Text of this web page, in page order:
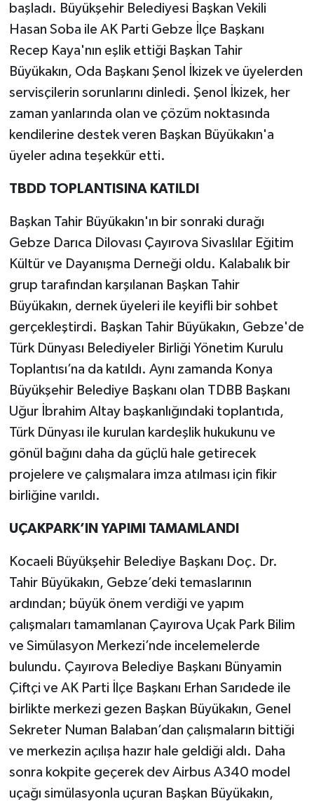
başladı. Büyükşehir Belediyesi Başkan Vekili
Hasan Soba ile AK Parti Gebze İlçe Başkanı
Recep Kaya'nın eşlik ettiği Başkan Tahir
Büyükakın, Oda Başkanı Şenol İkizek ve üyelerden
servisçilerin sorunlarını dinledi. Şenol İkizek, her
zaman yanlarında olan ve çözüm noktasında
kendilerine destek veren Başkan Büyükakın'a
üyeler adına teşekkür etti.
TBDD TOPLANTISINA KATILDI
Başkan Tahir Büyükakın'ın bir sonraki durağı
Gebze Darıca Dilovası Çayırova Sivaslılar Eğitim
Kültür ve Dayanışma Derneği oldu. Kalabalık bir
grup tarafından karşılanan Başkan Tahir
Büyükakın, dernek üyeleri ile keyifli bir sohbet
gerçekleştirdi. Başkan Tahir Büyükakın, Gebze'de
Türk Dünyası Belediyeler Birliği Yönetim Kurulu
Toplantısı’na da katıldı. Aynı zamanda Konya
Büyükşehir Belediye Başkanı olan TDBB Başkanı
Uğur İbrahim Altay başkanlığındaki toplantıda,
Türk Dünyası ile kurulan kardeşlik hukukunu ve
gönül bağını daha da güçlü hale getirecek
projelere ve çalışmalara imza atılması için fikir
birliğine varıldı.
UÇAKPARK’IN YAPIMI TAMAMLANDI
Kocaeli Büyükşehir Belediye Başkanı Doç. Dr.
Tahir Büyükakın, Gebze’deki temaslarının
ardından; büyük önem verdiği ve yapım
çalışmaları tamamlanan Çayırova Uçak Park Bilim
ve Simülasyon Merkezi’nde incelemelerde
bulundu. Çayırova Belediye Başkanı Bünyamin
Çiftçi ve AK Parti İlçe Başkanı Erhan Sarıdede ile
birlikte merkezi gezen Başkan Büyükakın, Genel
Sekreter Numan Balaban’dan çalışmaların bittiği
ve merkezin açılışa hazır hale geldiği aldı. Daha
sonra kokpite geçerek dev Airbus A340 model
uçağı simülasyonla uçuran Başkan Büyükakın,